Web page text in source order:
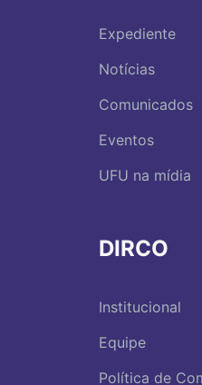
Expediente
Notícias
Comunicados
Eventos
UFU na mídia
DIRCO
Institucional
Equipe
Política de